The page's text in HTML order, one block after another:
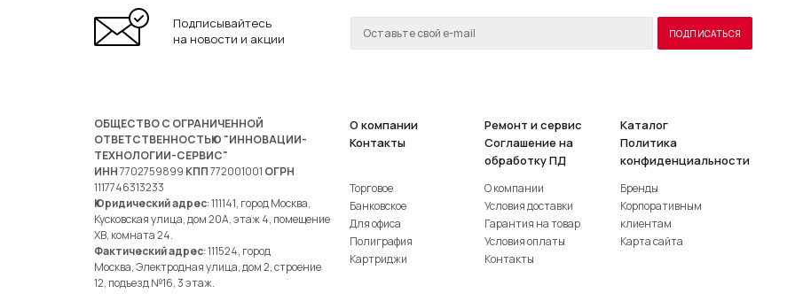
Подписывайтесь
на новости и акции
ОБЩЕСТВО С ОГРАНИЧЕННОЙ
ОТВЕТСТВЕННОСТЬЮ "ИННОВАЦИИ-
ТЕХНОЛОГИИ-СЕРВИС"
ИНН7702759899 КПП772001001 ОГРН
1117746313233
Юридический адрес: 111141, город Москва,
Кусковская улица, дом 20А, этаж 4, помещение
ХВ, комната 24.
Фактический адрес: 111524, город
Москва, Электродная улица, дом 2, строение
12, подъезд №16, 3 этаж.
О компании Ремонт и сервис
Каталог
Контакты
Соглашение на
обработку ПД
Политика
конфиденциальности
Торговое
Банковское
Для офиса
Полиграфия
Картриджи
О компании
Условия доставки
Гарантия на товар
Условия оплаты
Контакты
Бренды
Корпоративным
клиентам
Карта сайта